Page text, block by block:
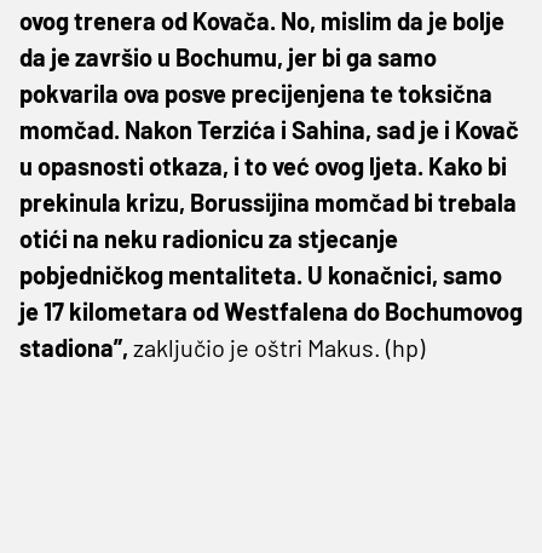
ovog trenera od Kovača. No, mislim da je bolje
da je završio u Bochumu, jer bi ga samo
pokvarila ova posve precijenjena te toksična
momčad. Nakon Terzića i Sahina, sad je i Kovač
u opasnosti otkaza, i to već ovog ljeta. Kako bi
prekinula krizu, Borussijina momčad bi trebala
otići na neku radionicu za stjecanje
pobjedničkog mentaliteta. U konačnici, samo
je 17 kilometara od Westfalena do Bochumovog
stadiona”, zaključio je oštri Makus. (hp)